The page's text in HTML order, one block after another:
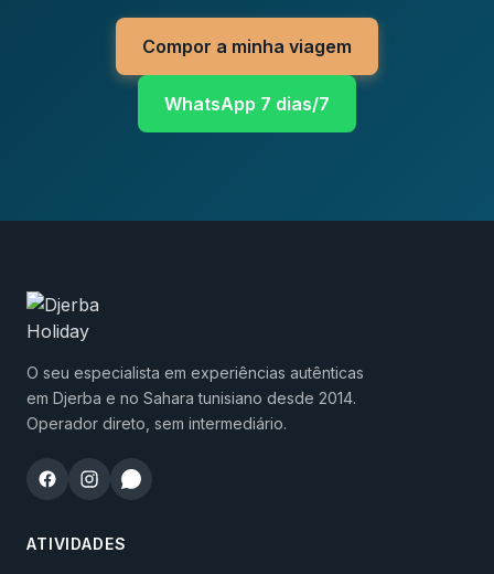
Compor a minha viagem
WhatsApp 7 dias/7
O seu especialista em experiências autênticas
em Djerba e no Sahara tunisiano desde 2014.
Operador direto, sem intermediário.
ATIVIDADES